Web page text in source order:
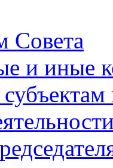
Совета
и иные